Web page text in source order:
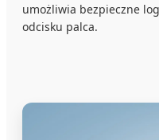
umożliwia bezpieczne
odcisku palca.